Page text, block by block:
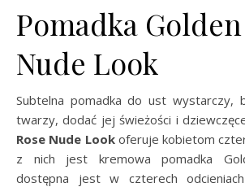
Pomadka
Nude Look
Subtelna pomadka do ust wystarczy,
twarzy, dodać jej świeżości i
Rose Nude Lookoferuje kobietom
z nich jest kremowa pomadka
dostępna jest w czterech